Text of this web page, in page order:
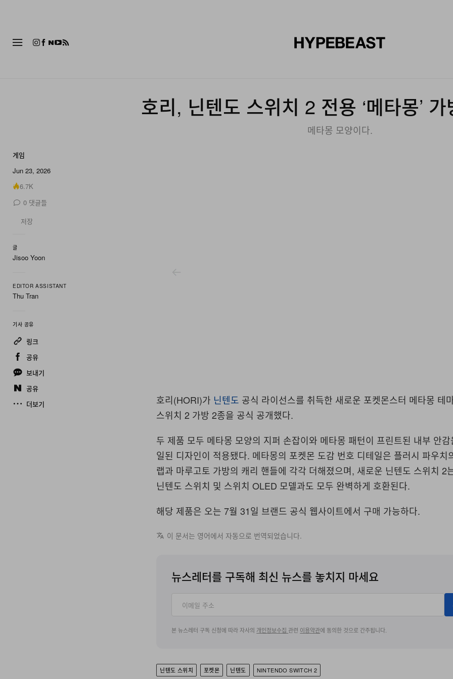
호리, 닌텐도 스위치 2 전용 ‘메타몽’
메타몽 모양이다.
게임
Jun 23, 2026
6.7K
0 댓글들
저장
글
Jisoo Yoon
EDITOR ASSISTANT
Thu Tran
기사 공유
링크
공유
보내기
공유
더보기
호리(HORI)가 닌텐도 공식 라이선스를 취득한 새로운 포켓몬스터 메타몽 테
스위치 2 가방 2종을 공식 공개했다.
두 제품 모두 메타몽 모양의 지퍼 손잡이와 메타몽 패턴이 프린트된 내부 안
일된 디자인이 적용됐다. 메타몽의 포켓몬 도감 번호 디테일은 플러시 파우치
랩과 마루고토 가방의 캐리 핸들에 각각 더해졌으며, 새로운 닌텐도 스위치 2
닌텐도 스위치 및 스위치 OLED 모델과도 모두 완벽하게 호환된다.
해당 제품은 오는 7월 31일 브랜드 공식 웹사이트에서 구매 가능하다.
이 문서는 영어에서 자동으로 번역되었습니다.
뉴스레터를 구독해 최신 뉴스를 놓치지 마세요
본 뉴스레터 구독 신청에 따라 자사의 개인정보수집관련 이용약관에 동의한 것으로 간주됩니다.
닌텐도 스위치 포켓몬 닌텐도 NINTENDO SWITCH 2